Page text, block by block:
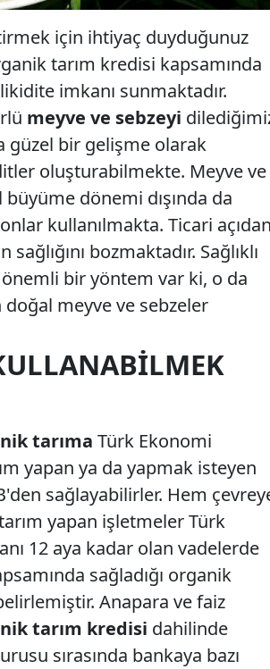
için ihtiyaç duyduğunuz
tarım kredisi kapsamında
imkanı sunmaktadır.
meyve ve sebzeyi
güzel bir gelişme olarak
oluşturabilmekte. Meyve ve
dönemi dışında da
kullanılmakta. Ticari
bozmaktadır. Sağlıklı
bir yöntem var ki, o da
meyve ve sebzeler
tarıma Türk Ekonomi
yapan ya da yapmak isteyen
sağlayabilirler. Hem
yapan işletmeler Türk
12 aya kadar olan vadelerde
sağladığı organik
Anapara ve faiz
tarım kredisi dahilinde
sırasında bankaya bazı